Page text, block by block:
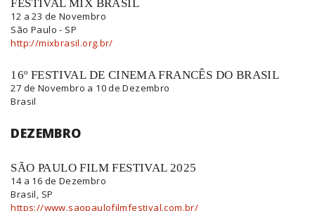
FESTIVAL MIX BRASIL
12 a 23 de Novembro
São Paulo - SP
http://mixbrasil.org.br/
16º FESTIVAL DE CINEMA FRANCÊS DO BRASIL
27 de Novembro a 10 de Dezembro
Brasil
DEZEMBRO
SÃO PAULO FILM FESTIVAL 2025
14 a 16 de Dezembro
Brasil, SP
https://www.saopaulofilmfestival.com.br/